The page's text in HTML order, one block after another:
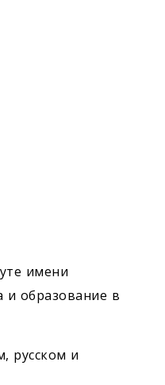
имени
и образование в
русском и